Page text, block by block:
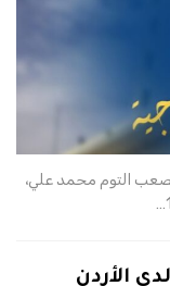
مصعب التوم محمد علي،
الأردن